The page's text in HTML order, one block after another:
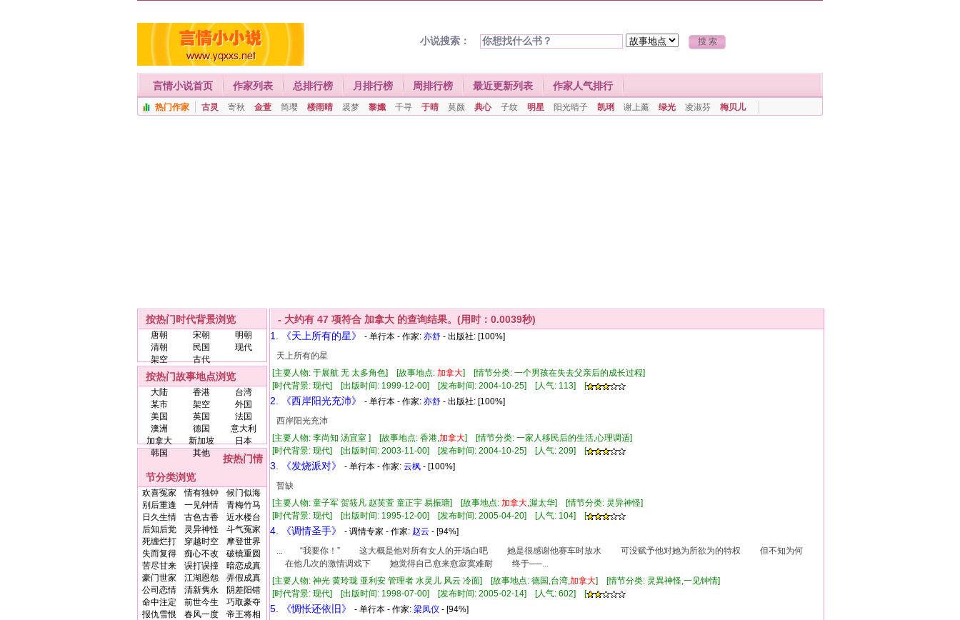
小说搜索：
言情小说首页 作家列表 总排行榜 月排行榜 周排行榜 最近更新列表 作家人气排行
热门作家 古灵 寄秋 金萱 简璎 楼雨晴 裘梦 黎孅 千寻 于晴 莫颜 典心 子纹 明星 阳光晴子 凯琍 谢上薰 绿光 凌淑芬 梅贝儿
按热门时代背景浏览
唐朝 宋朝
明朝
清朝
民国
现代
架空
古代
按热门故事地点浏览
大陆 香港
台湾
某市
架空
外国
美国
英国
法国
澳洲
德国
意大利
加拿大
新加坡
日本
韩国
其他
按热门情
节分类浏览
欢喜冤家 情有独钟
候门似海
别后重逢
一见钟情
青梅竹马
日久生情
古色古香
近水楼台
后知后觉
灵异神怪
斗气冤家
死缠烂打
穿越时空
摩登世界
失而复得
痴心不改
破镜重圆
苦尽甘来
误打误撞
暗恋成真
豪门世家
江湖恩怨
弄假成真
公司恋情
清新隽永
阴差阳错
命中注定
前世今生
巧取豪夺
报仇雪恨
春风一度
帝王将相
- 大约有 47 项符合 加拿大 的查询结果。(用时：0.0039秒)
1. 《天上所有的星》
- 单行本 - 作家: 亦舒 - 出版社: [100%]
天上所有的星
[主要人物: 于展航 无 太多角色] [故事地点: 加拿大] [情节分类: 一个男孩在失去父亲后的成长过程]
[时代背景: 现代] [出版时间: 1999-12-00] [发布时间: 2004-10-25] [人气: 113] [
2. 《西岸阳光充沛》 - 单行本 - 作家: 亦舒 - 出版社: [100%]
西岸阳光充沛
[主要人物: 李尚知 汤宜室 ] [故事地点: 香港,加拿大] [情节分类: 一家人移民后的生活,心理调适]
[时代背景: 现代] [出版时间: 2003-11-00] [发布时间: 2004-10-25] [人气: 209] [
3. 《发烧派对》 - 单行本 - 作家: 云枫 - [100%]
暂缺
[主要人物: 童子军 贺筱凡 赵芙萱 童正宇 易振瑭] [故事地点: 加拿大,渥太华] [情节分类: 灵异神怪]
[时代背景: 现代] [出版时间: 1995-12-00] [发布时间: 2005-04-20] [人气: 104] [
4. 《调情圣手》 - 调情专家 - 作家: 赵云 - [94%]
... “我要你！” 这大概是他对所有女人的开场白吧 她是很感谢他赛车时放水 可没赋予他对她为所欲为的特权 但不知为何
在他几次的激情调戏下 她觉得自己愈来愈寂寞难耐 终于──...
[主要人物: 神光 黄玲珑 亚利安 管理者 水灵儿 风云 冷面] [故事地点: 德国,台湾,加拿大] [情节分类: 灵異神怪,一见钟情]
[时代背景: 现代] [出版时间: 1998-07-00] [发布时间: 2005-02-14] [人气: 602] [
5. 《惆怅还依旧》 - 单行本 - 作家: 梁凤仪 - [94%]